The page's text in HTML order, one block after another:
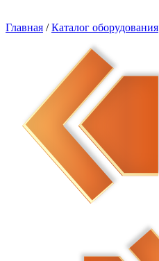
Главная /Каталог оборудования